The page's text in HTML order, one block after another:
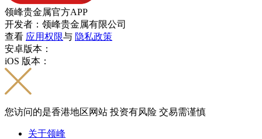
领峰贵金属官方APP
开发者：领峰贵金属有限公司
查看 应用权限与 隐私政策
安卓版本：
iOS 版本：
您访问的是香港地区网站 投资有风险 交易需谨慎
关于领峰